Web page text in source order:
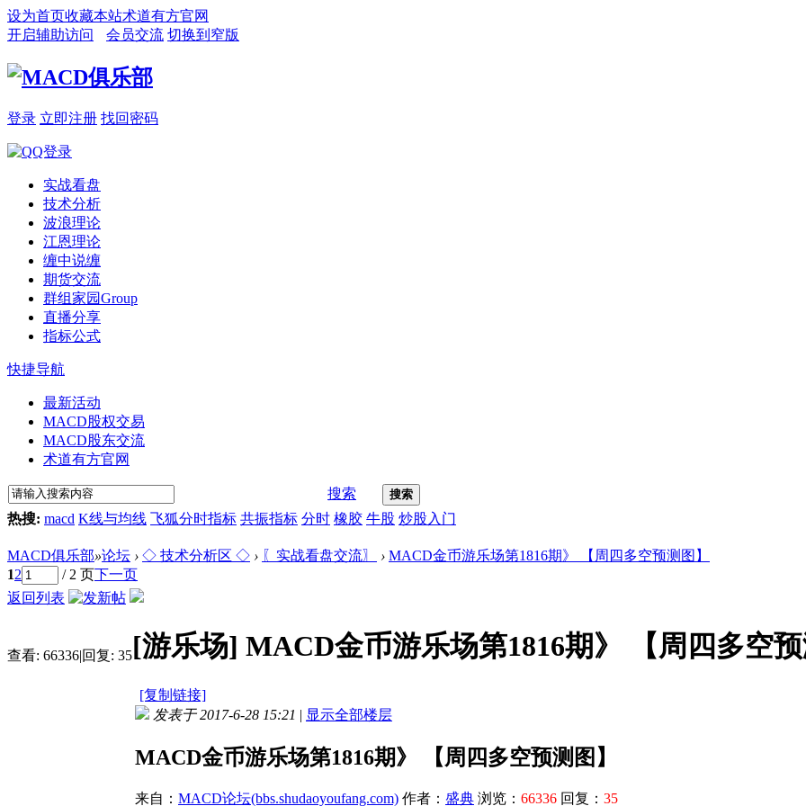
设为首页收藏本站术道有方官网
开启辅助访问
会员交流 切换到窄版
登录 立即注册 找回密码
实战看盘
技术分析
波浪理论
江恩理论
缠中说缠
期货交流
群组家园Group
直播分享
指标公式
快捷导航
最新活动
MACD股权交易
MACD股东交流
术道有方官网
搜索 搜索
热搜: macd K线与均线 飞狐分时指标 共振指标 分时 橡胶 牛股 炒股入门
MACD俱乐部»论坛 › ◇ 技术分析区 ◇ › 〖实战看盘交流〗 › MACD金币游乐场第1816期》 【周四多空预测图】
12 / 2 页下一页
返回列表
查看: 66336|回复: 35[游乐场] MACD金币游乐场第1816期》 【周四多空
[复制链接]
发表于 2017-6-28 15:21 | 显示全部楼层
MACD金币游乐场第1816期》 【周四多空预测图】
来自： MACD论坛(bbs.shudaoyoufang.com) 作者： 盛典 浏览： 66336 回复： 35